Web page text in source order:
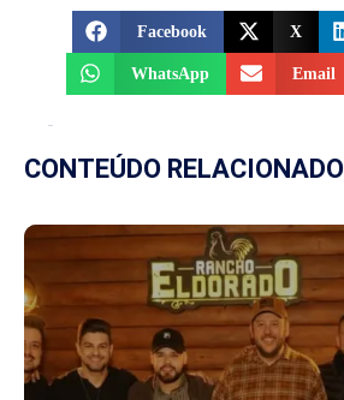
Facebook X
WhatsApp Email
CONTEÚDO RELACIONADO